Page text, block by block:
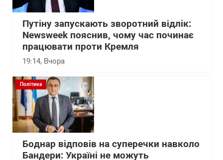
Путіну запускають зворотний відлік:
Newsweek пояснив, чому час починає
працювати проти Кремля
19:14, Вчора
Політика
Боднар відповів на суперечки навколо
Бандери: Україні не можуть